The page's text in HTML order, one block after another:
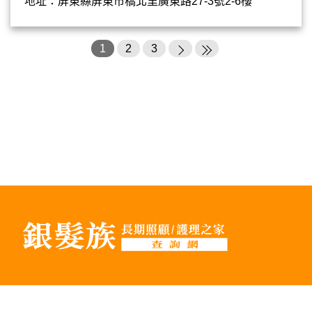
1 2 3